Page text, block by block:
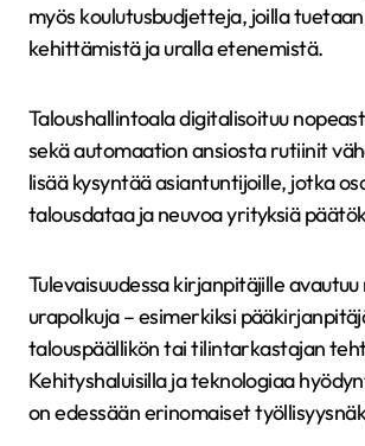
myös koulutusbudjetteja, joilla
kehittämistä ja uralla etenemistä.
Taloushallintoala digitalisoituu
sekä automaation ansiosta rutiinit
lisää kysyntää asiantuntijoille, jotka
talousdataa ja neuvoa yrityksiä
Tulevaisuudessa kirjanpitäjille
urapolkuja – esimerkiksi
talouspäällikön tai tilintarkastajan
Kehityshaluisilla ja teknologiaa
on edessään erinomaiset